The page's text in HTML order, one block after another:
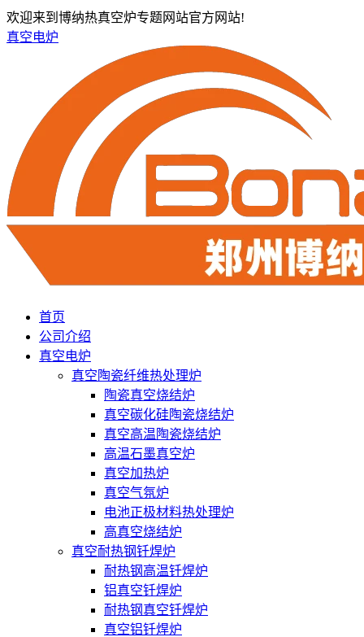
欢迎来到博纳热真空炉专题网站官方网站!
真空电炉
首页
公司介绍
真空电炉
真空陶瓷纤维热处理炉
陶瓷真空烧结炉
真空碳化硅陶瓷烧结炉
真空高温陶瓷烧结炉
高温石墨真空炉
真空加热炉
真空气氛炉
电池正极材料热处理炉
高真空烧结炉
真空耐热钢钎焊炉
耐热钢高温钎焊炉
铝真空钎焊炉
耐热钢真空钎焊炉
真空铝钎焊炉